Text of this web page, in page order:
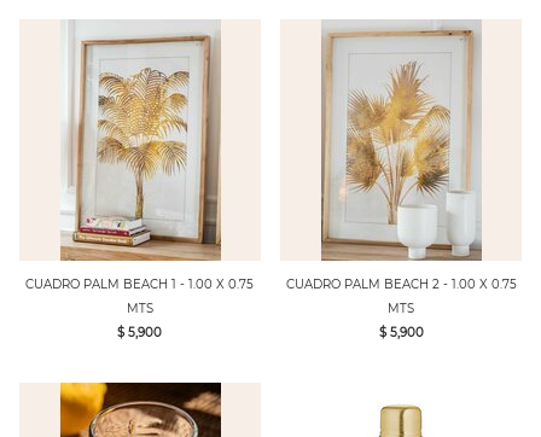
CUADRO PALM BEACH 1 - 1.00 X 0.75
MTS
$ 5,900
CUADRO PALM BEACH 2 - 1.00 X 0.75
MTS
$ 5,900